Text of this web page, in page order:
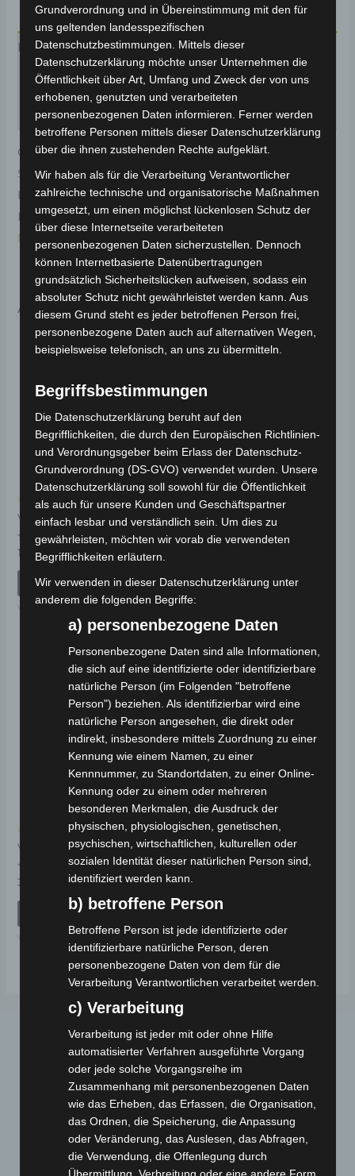
Beschreibung
Produktsicherheit
Rezensionen (0)
Original-Ersatzteil für den Elektro-Scooter VS2.
Sechskantschraube mit flansch (m6*12) für optimale
Funktionalität und Haltbarkeit. Weitere
Informationen zum Fahrzeug findest du hier:Volta
Motor Elektro-Scooter VS2
Ähnliche Produkte
Kostenloser Versand
VS2 HELMHALTER
Bewertet
mit
0
19,00€ *
IN DEN WARENKORB
VS2
Kostenloser Versand
VS2 WINDSCHUTZ
ANZEIGE
0
5 IN DEN WARENKORB
VS2
Kostenloser Versand
VS2 LENKER
Bewertet
0
39,00
IN DEN WARENKORB
VS2
Webseite
Grundverordnung und in Übereinstimmung mit den für
uns geltenden landesspezifischen
Datenschutzbestimmungen. Mittels dieser
Datenschutzerklärung möchte unser Unternehmen die
Öffentlichkeit über Art, Umfang und Zweck der von uns
erhobenen, genutzten und verarbeiteten
personenbezogenen Daten informieren. Ferner werden
betroffene Personen mittels dieser Datenschutzerklärung
über die ihnen zustehenden Rechte aufgeklärt.
Wir haben als für die Verarbeitung Verantwortlicher
zahlreiche technische und organisatorische Maßnahmen
umgesetzt, um einen möglichst lückenlosen Schutz der
über diese Internetseite verarbeiteten
personenbezogenen Daten sicherzustellen. Dennoch
können Internetbasierte Datenübertragungen
grundsätzlich Sicherheitslücken aufweisen, sodass ein
absoluter Schutz nicht gewährleistet werden kann. Aus
diesem Grund steht es jeder betroffenen Person frei,
personenbezogene Daten auch auf alternativen Wegen,
beispielsweise telefonisch, an uns zu übermitteln.
Begriffsbestimmungen
Die Datenschutzerklärung beruht auf den
Begrifflichkeiten, die durch den Europäischen Richtlinien-
und Verordnungsgeber beim Erlass der Datenschutz-
Grundverordnung (DS-GVO) verwendet wurden. Unsere
Datenschutzerklärung soll sowohl für die Öffentlichkeit
als auch für unsere Kunden und Geschäftspartner
einfach lesbar und verständlich sein. Um dies zu
gewährleisten, möchten wir vorab die verwendeten
Begrifflichkeiten erläutern.
Wir verwenden in dieser Datenschutzerklärung unter
anderem die folgenden Begriffe:
a) personenbezogene Daten
Personenbezogene Daten sind alle Informationen,
die sich auf eine identifizierte oder identifizierbare
natürliche Person (im Folgenden "betroffene
Person") beziehen. Als identifizierbar wird eine
natürliche Person angesehen, die direkt oder
indirekt, insbesondere mittels Zuordnung zu einer
Kennung wie einem Namen, zu einer
Kennnummer, zu Standortdaten, zu einer Online-
Kennung oder zu einem oder mehreren
besonderen Merkmalen, die Ausdruck der
physischen, physiologischen, genetischen,
psychischen, wirtschaftlichen, kulturellen oder
sozialen Identität dieser natürlichen Person sind,
identifiziert werden kann.
b) betroffene Person
Betroffene Person ist jede identifizierte oder
identifizierbare natürliche Person, deren
personenbezogene Daten von dem für die
Verarbeitung Verantwortlichen verarbeitet werden.
c) Verarbeitung
Verarbeitung ist jeder mit oder ohne Hilfe
automatisierter Verfahren ausgeführte Vorgang
oder jede solche Vorgangsreihe im
Zusammenhang mit personenbezogenen Daten
wie das Erheben, das Erfassen, die Organisation,
das Ordnen, die Speicherung, die Anpassung
oder Veränderung, das Auslesen, das Abfragen,
die Verwendung, die Offenlegung durch